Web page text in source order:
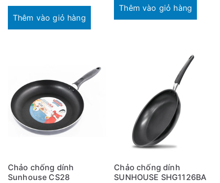
Thêm vào giỏ hàng
Thêm vào giỏ hàng
Chảo chống dính
Sunhouse CS28
Chảo chống dính
SUNHOUSE SHG1126BA